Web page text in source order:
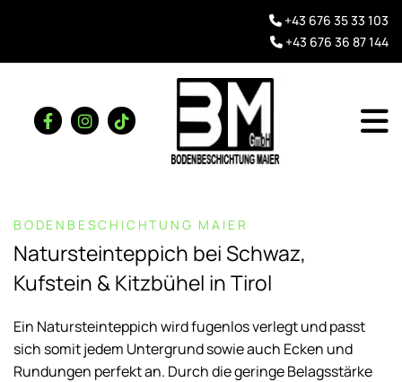
 +43 676 35 33 103
 +43 676 36 87 144
BODENBESCHICHTUNG MAIER
Natursteinteppich bei Schwaz,
Kufstein & Kitzbühel in Tirol
Ein Natursteinteppich wird fugenlos verlegt und passt
sich somit jedem Untergrund sowie auch Ecken und
Rundungen perfekt an. Durch die geringe Belagsstärke